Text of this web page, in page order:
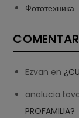
Фототехника
Ezvan en
PROFAMILIA?